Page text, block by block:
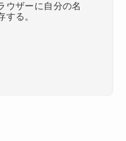
ウザーに自分の名
る。